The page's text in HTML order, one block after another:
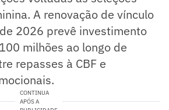
A renovação de vínculo
2026 prevê investimento
milhões ao longo de
repasses à CBF e
CONTINUA
APÓS A